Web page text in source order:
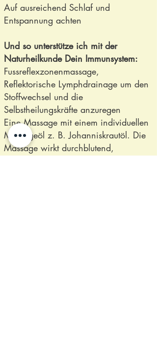
Auf ausreichend Schlaf und
Entspannung achten
Und so unterstütze ich mit der
Naturheilkunde Dein Immunsystem:
Fussreflexzonenmassage,
Reflektorische Lymphdrainage um den
Stoffwechsel und die
Selbstheilungskräfte anzuregen
Eine Massage mit einem individuellen
Massageöl z. B. Johanniskrautöl. Die
Massage wirkt durchblutend,